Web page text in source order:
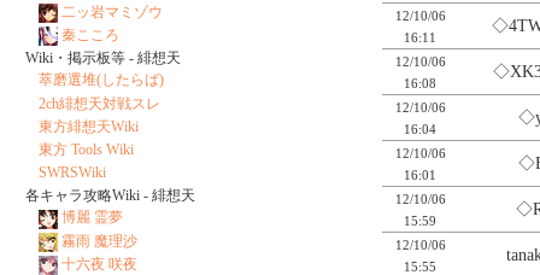
12/10/06
16:11
12/10/06
16:08
12/10/06
16:04
12/10/06
16:01
12/10/06
15:59
12/10/06
15:55
二ッ岩マミゾウ
秦こころ
Wiki・掲示板等 - 緋想天
萃磨選堆(したらば)
2ch緋想天対戦スレ
東方緋想天Wiki
東方 Tools Wiki
SWRSWiki
各キャラ攻略Wiki - 緋想天
博麗 霊夢
霧雨 魔理沙
十六夜 咲夜